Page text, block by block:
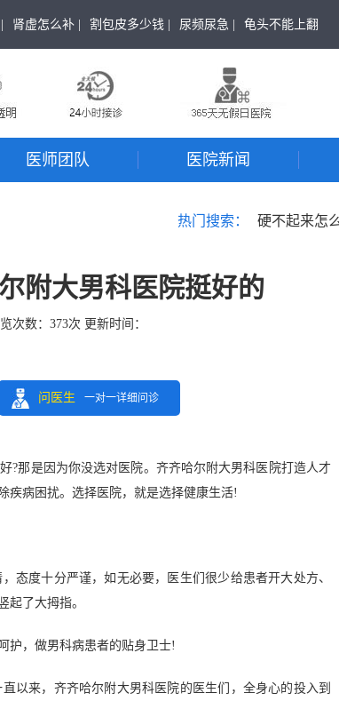
肾虚怎么补 | 割包皮多少钱 | 尿频尿急 | 龟头不能上翻
医师团队 医院新闻
热门搜索： 硬不起来怎
附大男科医院挺好的
次数： 373次 更新时间：
问医生 一对一详细问诊
是因为你没选对医院。齐齐哈尔附大男科医院打造人才
疾病困扰。选择医院，就是选择健康生活!
度十分严谨，如无必要，医生们很少给患者开大处方、
起了大拇指。
，做男科病患者的贴身卫士!
来，齐齐哈尔附大男科医院的医生们，全身心的投入到